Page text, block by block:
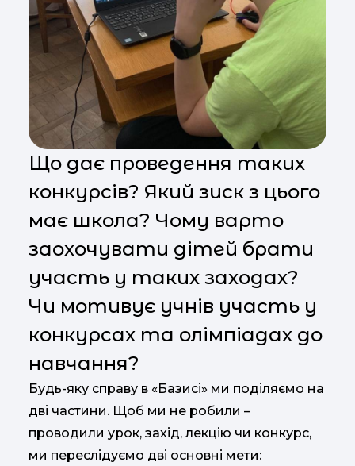
Що дає проведення таких
конкурсів? Який зиск з цього
має школа? Чому варто
заохочувати дітей брати
участь у таких заходах?
Чи мотивує учнів участь у
конкурсах та олімпіадах до
навчання?
Будь-яку справу в «Базисі» ми поділяємо на
дві частини. Щоб ми не робили –
проводили урок, захід, лекцію чи конкурс,
ми переслідуємо дві основні мети: